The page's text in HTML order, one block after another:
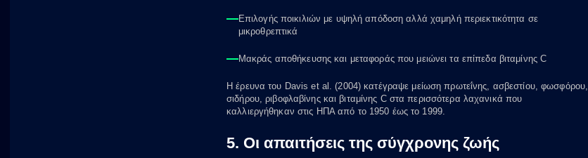
Επιλογής ποικιλιών με υψηλή απόδοση αλλά χαμηλή περιεκτικότητα σε
μικροθρεπτικά
Μακράς αποθήκευσης και μεταφοράς που μειώνει τα επίπεδα βιταμίνης C
Η έρευνα του Davis et al. (2004) κατέγραψε μείωση πρωτεΐνης, ασβεστίου, φωσφόρου,
σιδήρου, ριβοφλαβίνης και βιταμίνης C στα περισσότερα λαχανικά που
καλλιεργήθηκαν στις ΗΠΑ από το 1950 έως το 1999.
5. Οι απαιτήσεις της σύγχρονης ζωής